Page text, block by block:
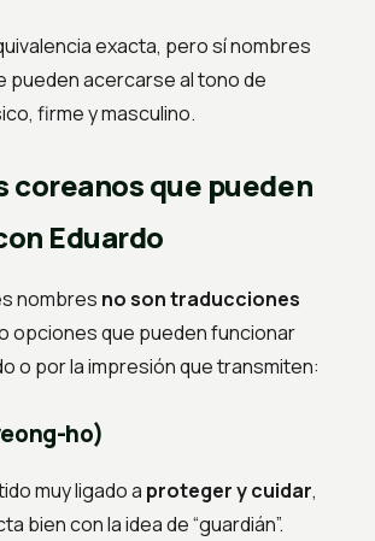
exacta, pero sí nombres
pueden acercarse al tono de
firme y masculino.
coreanos que pueden
Eduardo
nombres no son traducciones
opciones que pueden funcionar
o por la impresión que transmiten:
ho)
muy ligado a proteger y cuidar,
bien con la idea de “guardián”.